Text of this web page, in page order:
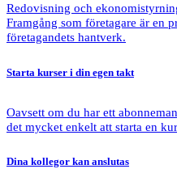
Redovisning och
Framgång som företagare är en
företagandets hantverk.
Starta kurser i din egen takt
Oavsett om du har ett
det mycket enkelt att starta en
Dina kollegor kan anslutas